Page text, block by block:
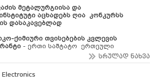
მეტალურგიისა და
აცხადებს ღია კონკურსს
დასაკავებლად
ქიმიური თვისებების კვლევის
- ერთი საშტატო ერთეული
სრულად ნახვა